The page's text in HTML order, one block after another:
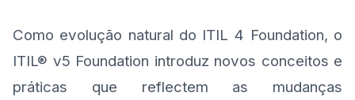
Como evolução natural do ITIL 4 Foundation, o
ITIL® v5 Foundation introduz novos conceitos e
práticas que reflectem as mudanças